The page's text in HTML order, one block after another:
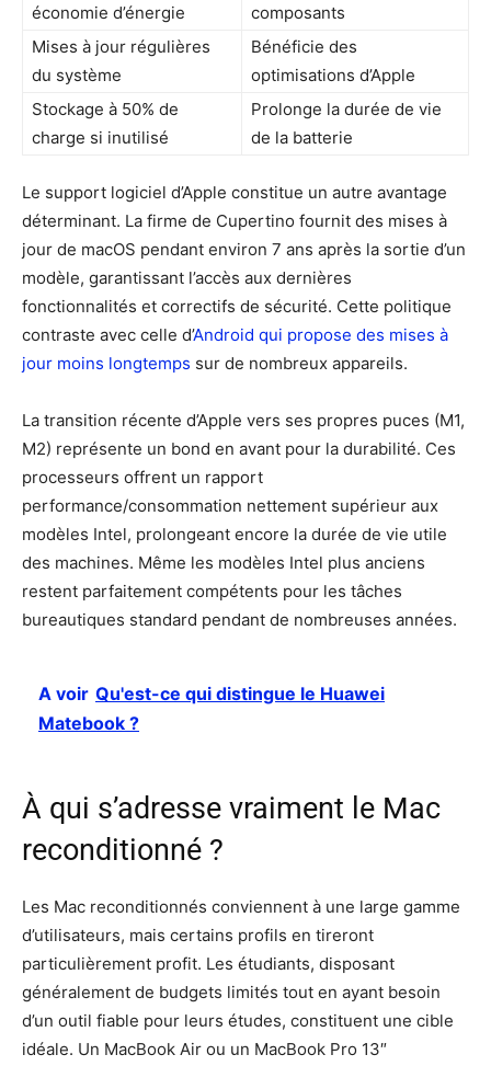
économie d’énergie
composants
Mises à jour régulières
du système
Bénéficie des
optimisations d’Apple
Stockage à 50% de
charge si inutilisé
Prolonge la durée de vie
de la batterie
Le support logiciel d’Apple constitue un autre avantage
déterminant. La firme de Cupertino fournit des mises à
jour de macOS pendant environ 7 ans après la sortie d’un
modèle, garantissant l’accès aux dernières
fonctionnalités et correctifs de sécurité. Cette politique
contraste avec celle d’Android qui propose des mises à
jour moins longtemps sur de nombreux appareils.
La transition récente d’Apple vers ses propres puces (M1,
M2) représente un bond en avant pour la durabilité. Ces
processeurs offrent un rapport
performance/consommation nettement supérieur aux
modèles Intel, prolongeant encore la durée de vie utile
des machines. Même les modèles Intel plus anciens
restent parfaitement compétents pour les tâches
bureautiques standard pendant de nombreuses années.
A voir Qu'est-ce qui distingue le Huawei
Matebook ?
À qui s’adresse vraiment le Mac
reconditionné ?
Les Mac reconditionnés conviennent à une large gamme
d’utilisateurs, mais certains profils en tireront
particulièrement profit. Les étudiants, disposant
généralement de budgets limités tout en ayant besoin
d’un outil fiable pour leurs études, constituent une cible
idéale. Un MacBook Air ou un MacBook Pro 13″